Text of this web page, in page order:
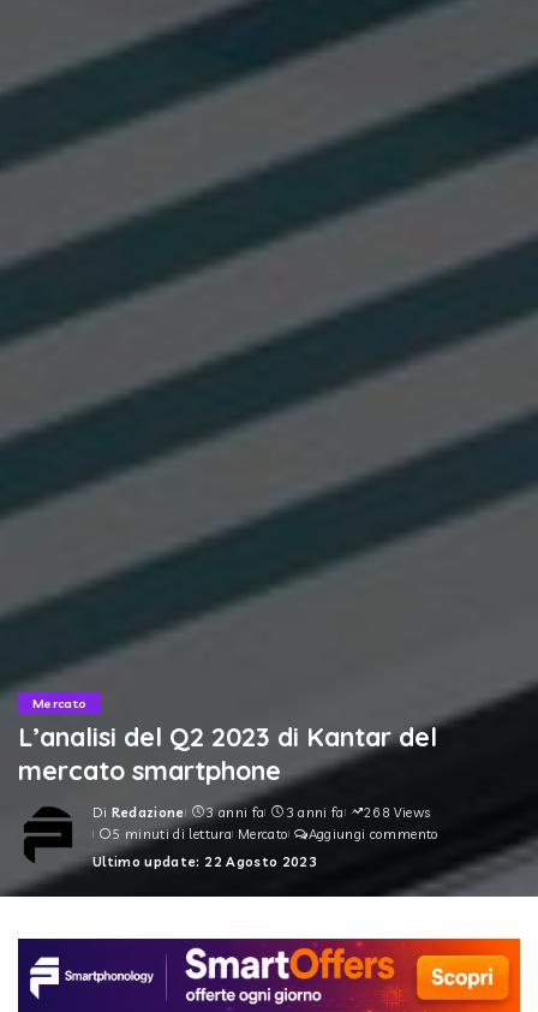
Mercato
L’analisi del Q2 2023 di Kantar del
mercato smartphone
Posted
by
Di Redazione 3 anni fa 3 anni fa
268 Views
5 minuti di lettura Mercato
Aggiungi commento
Ultimo update: 22 Agosto 2023